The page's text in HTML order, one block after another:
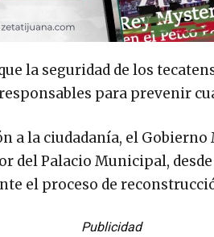
la seguridad de los
para prevenir
a la ciudadanía, el
del Palacio Municipal,
el proceso de
Publicidad